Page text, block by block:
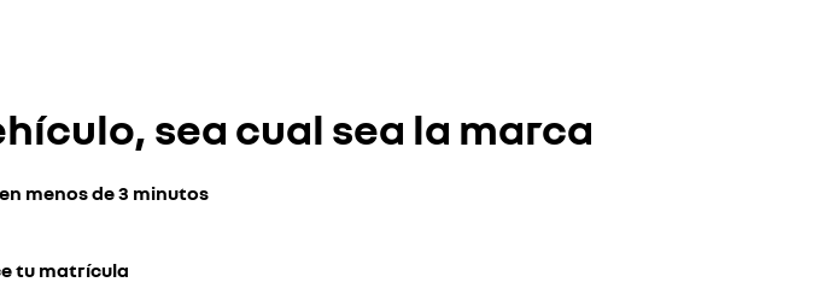
sea cual sea la marca
menos de 3 minutos
tu matrícula